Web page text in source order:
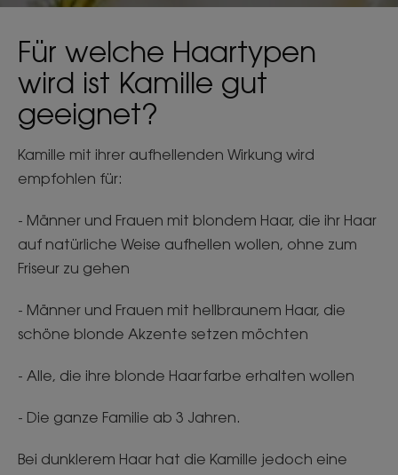
Für welche Haartypen
wird ist Kamille gut
geeignet?
Kamille mit ihrer aufhellenden Wirkung wird
empfohlen für:
- Männer und Frauen mit blondem Haar, die ihr Haar
auf natürliche Weise aufhellen wollen, ohne zum
Friseur zu gehen
- Männer und Frauen mit hellbraunem Haar, die
schöne blonde Akzente setzen möchten
- Alle, die ihre blonde Haarfarbe erhalten wollen
- Die ganze Familie ab 3 Jahren.
Bei dunklerem Haar hat die Kamille jedoch eine